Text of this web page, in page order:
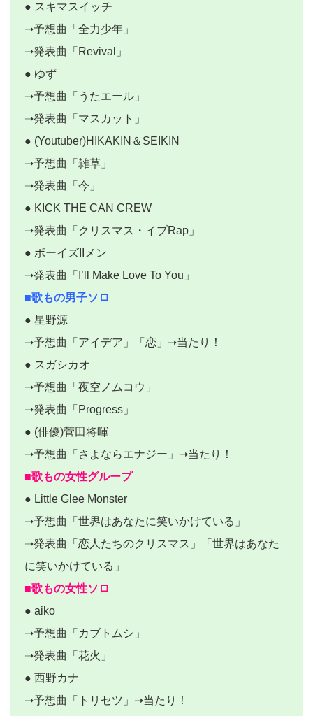
● スキマスイッチ
➝予想曲「全力少年」
➝発表曲「Revival」
● ゆず
➝予想曲「うたエール」
➝発表曲「マスカット」
● (Youtuber)HIKAKIN＆SEIKIN
➝予想曲「雑草」
➝発表曲「今」
● KICK THE CAN CREW
➝発表曲「クリスマス・イブRap」
● ボーイズIIメン
➝発表曲「I’ll Make Love To You」
■歌もの男子ソロ
● 星野源
➝予想曲「アイデア」「恋」➝当たり！
● スガシカオ
➝予想曲「夜空ノムコウ」
➝発表曲「Progress」
● (俳優)菅田将暉
➝予想曲「さよならエナジー」➝当たり！
■歌もの女性グループ
● Little Glee Monster
➝予想曲「世界はあなたに笑いかけている」
➝発表曲「恋人たちのクリスマス」「世界はあなた
に笑いかけている」
■歌もの女性ソロ
● aiko
➝予想曲「カブトムシ」
➝発表曲「花火」
● 西野カナ
➝予想曲「トリセツ」➝当たり！